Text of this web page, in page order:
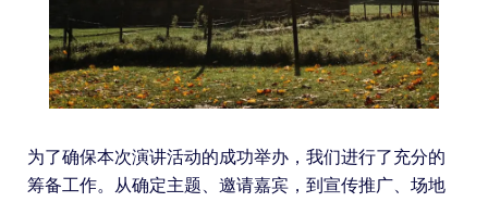
为了确保本次演讲活动的成功举办，我们进行了充分的
筹备工作。从确定主题、邀请嘉宾，到宣传推广、场地